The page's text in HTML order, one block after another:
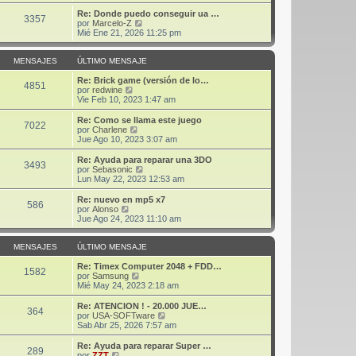
e
m
o
m
e
n
s
a
e
ú
l
i
m
o
m
e
n
s
e
3357
Re: Donde puedo conseguir ua …
por Marcelo-Z
e
r
ú
l
t
i
o
m
e
s
e
Mié Ene 21, 2026 11:25 pm
MENSAJES ÚLTIMO MENSAJE
4851
Re: Brick game (versión de lo…
por redwine
e
r
ú
l
t
o
m
e
s
j
e
Vie Feb 10, 2023 1:47 am
7022
Re: Como se llama este juego
por Charlene
e
r
ú
l
t
o
m
e
n
s
a
e
Jue Ago 10, 2023 3:07 am
3493
Re: Ayuda para reparar una 3DO
por Sebasonic
e
r
ú
l
m
o
m
e
s
Lun May 22, 2023 12:53 am
586
Re: nuevo en mp5 x7
por Alonso
e
r
ú
l
t
i
m
o
m
e
n
s
e
Jue Ago 24, 2023 11:10 am
MENSAJES ÚLTIMO MENSAJE
1582
Re: Timex Computer 2048 + FDD…
por Samsung
e
r
ú
l
t
o
Mié May 24, 2023 2:18 am
364
Re: ATENCION ! - 20.000 JUE…
por USA-SOFTware
e
r
ú
Sab Abr 25, 2026 7:57 am
289
Re: Ayuda para reparar Super …